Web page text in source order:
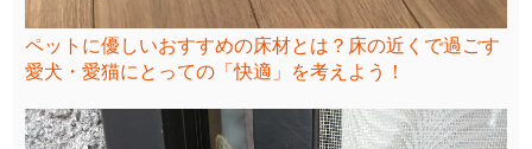
ペットに優しいおすすめの床材とは？床の近くで過ごす
愛犬・愛猫にとっての「快適」を考えよう！